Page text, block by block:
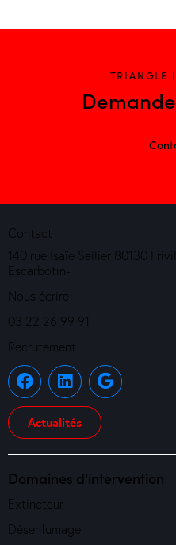
TRIANGLE
Contact
140 rue Isaïe Sellier 80130
Escarbotin-
Nous écrire
03 22 26 99 91
Recrutement
Actualités
Domaines d'intervention
Extincteur
Désenfumage